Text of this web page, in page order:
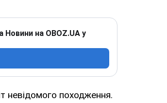
Новини на OBOZ.UA у
невідомого походження.